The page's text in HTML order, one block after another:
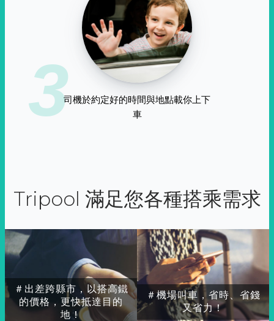
3司機於約定好的時間與地點載你上下
車
Tripool 滿足您各種搭乘需求
＃出差跨縣市，以搭高鐵
的價格，更快抵達目的
地！
＃機場叫車，省時、省錢
又省力！